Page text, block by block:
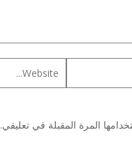
المرة المقبلة في تعليقي.